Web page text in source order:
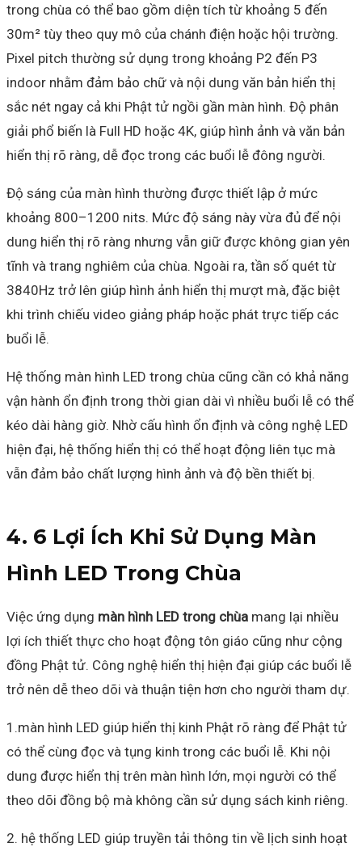
trong chùa có thể bao gồm diện tích từ khoảng 5 đến
30m² tùy theo quy mô của chánh điện hoặc hội trường.
Pixel pitch thường sử dụng trong khoảng P2 đến P3
indoor nhằm đảm bảo chữ và nội dung văn bản hiển thị
sắc nét ngay cả khi Phật tử ngồi gần màn hình. Độ phân
giải phổ biến là Full HD hoặc 4K, giúp hình ảnh và văn bản
hiển thị rõ ràng, dễ đọc trong các buổi lễ đông người.
Độ sáng của màn hình thường được thiết lập ở mức
khoảng 800–1200 nits. Mức độ sáng này vừa đủ để nội
dung hiển thị rõ ràng nhưng vẫn giữ được không gian yên
tĩnh và trang nghiêm của chùa. Ngoài ra, tần số quét từ
3840Hz trở lên giúp hình ảnh hiển thị mượt mà, đặc biệt
khi trình chiếu video giảng pháp hoặc phát trực tiếp các
buổi lễ.
Hệ thống màn hình LED trong chùa cũng cần có khả năng
vận hành ổn định trong thời gian dài vì nhiều buổi lễ có thể
kéo dài hàng giờ. Nhờ cấu hình ổn định và công nghệ LED
hiện đại, hệ thống hiển thị có thể hoạt động liên tục mà
vẫn đảm bảo chất lượng hình ảnh và độ bền thiết bị.
4. 6 Lợi Ích Khi Sử Dụng Màn
Hình LED Trong Chùa
Việc ứng dụng màn hình LED trong chùa mang lại nhiều
lợi ích thiết thực cho hoạt động tôn giáo cũng như cộng
đồng Phật tử. Công nghệ hiển thị hiện đại giúp các buổi lễ
trở nên dễ theo dõi và thuận tiện hơn cho người tham dự.
1.màn hình LED giúp hiển thị kinh Phật rõ ràng để Phật tử
có thể cùng đọc và tụng kinh trong các buổi lễ. Khi nội
dung được hiển thị trên màn hình lớn, mọi người có thể
theo dõi đồng bộ mà không cần sử dụng sách kinh riêng.
2. hệ thống LED giúp truyền tải thông tin về lịch sinh hoạt